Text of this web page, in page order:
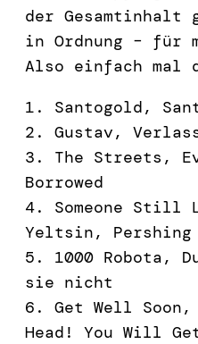
der Gesamtinhalt
in Ordnung – für
Also einfach mal
1. Santogold,
2. Gustav,
3. The Streets,
Borrowed
4. Someone Still
Yeltsin, Pershing
5. 1000 Robota,
sie nicht
6. Get Well Soon,
Head! You Will